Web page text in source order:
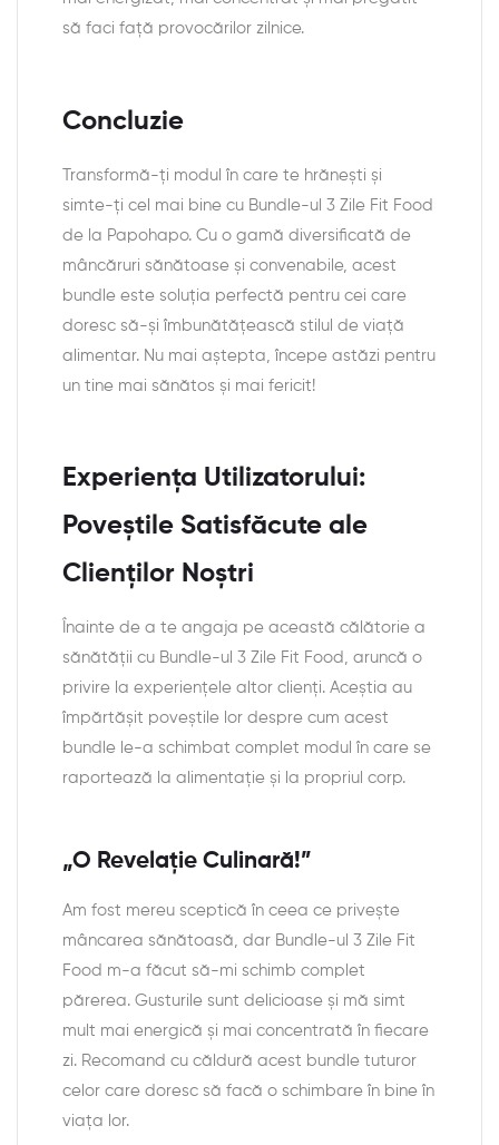
să faci față provocărilor zilnice.
Concluzie
Transformă-ți modul în care te hrănești și
simte-ți cel mai bine cu Bundle-ul 3 Zile Fit Food
de la Papohapo. Cu o gamă diversificată de
mâncăruri sănătoase și convenabile, acest
bundle este soluția perfectă pentru cei care
doresc să-și îmbunătățească stilul de viață
alimentar. Nu mai aștepta, începe astăzi pentru
un tine mai sănătos și mai fericit!
Experiența Utilizatorului:
Poveștile Satisfăcute ale
Clienților Noștri
Înainte de a te angaja pe această călătorie a
sănătății cu Bundle-ul 3 Zile Fit Food, aruncă o
privire la experiențele altor clienți. Aceștia au
împărtășit poveștile lor despre cum acest
bundle le-a schimbat complet modul în care se
raportează la alimentație și la propriul corp.
„O Revelație Culinară!”
Am fost mereu sceptică în ceea ce privește
mâncarea sănătoasă, dar Bundle-ul 3 Zile Fit
Food m-a făcut să-mi schimb complet
părerea. Gusturile sunt delicioase și mă simt
mult mai energică și mai concentrată în fiecare
zi. Recomand cu căldură acest bundle tuturor
celor care doresc să facă o schimbare în bine în
viața lor.